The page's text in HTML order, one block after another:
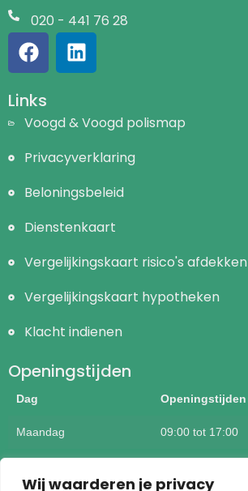
Wij waarderen je privacy
020 - 441 76 28
Links
Voogd & Voogd polismap
Privacyverklaring
Beloningsbeleid
Dienstenkaart
Vergelijkingskaart risico's afdekken
Vergelijkingskaart hypotheken
Klacht indienen
Openingstijden
Dag Openingstijden
Maandag 09:00 tot 17:00